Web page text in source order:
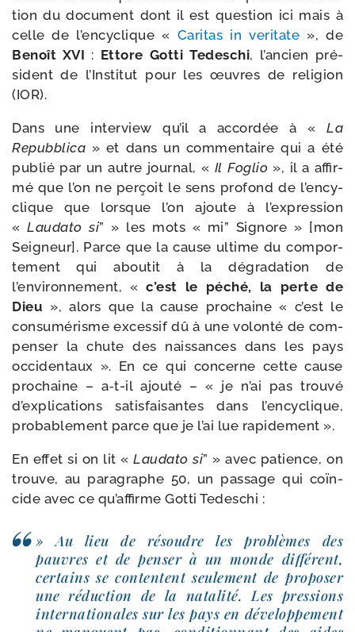
tion du docu­ment dont il est ques­tion ici mais à
celle de l’encyclique « Caritas in veri­tate », de
Benoît XVI : Ettore Gotti Tedeschi, l’an­cien pré­
sident de l’Institut pour les œuvres de reli­gion
(IOR).
Dans une inter­view qu’il a accor­dée à « La
Repubblica » et dans un com­men­taire qui a été
publié par un autre jour­nal, « Il Foglio », il a affir­
mé que l’on ne per­çoit le sens pro­fond de l’en­cy­
clique que lorsque l’on ajoute à l’expression
«Laudato si” » les mots « mi” Signore » [mon
Seigneur]. Parce que la cause ultime du com­por­
te­ment qui abou­tit à la dégra­da­tion de
l’environnement, «c’est le péché, la perte de
Dieu », alors que la cause pro­chaine « c’est le
consu­mé­risme exces­sif dû à une volon­té de com­
pen­ser la chute des nais­sances dans les pays
occi­den­taux ». En ce qui concerne cette cause
pro­chaine – a‑t-​il ajou­té – « je n’ai pas trou­vé
d’explications satis­fai­santes dans l’en­cy­clique,
pro­ba­ble­ment parce que je l’ai lue rapidement ».
En effet si on lit «Laudato si” » avec patience, on
trouve, au para­graphe 50, un pas­sage qui coïn­
cide avec ce qu’affirme Gotti Tedeschi :
» Au lieu de résoudre les pro­blèmes des
pauvres et de pen­ser à un monde dif­fé­rent,
cer­tains se contentent seule­ment de pro­po­ser
une réduc­tion de la nata­li­té. Les pres­sions
inter­na­tio­nales sur les pays en déve­lop­pe­ment